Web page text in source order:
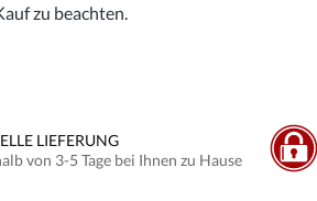
zu beachten.
LIEFERUNG
von 3-5 Tage bei Ihnen zu Hause